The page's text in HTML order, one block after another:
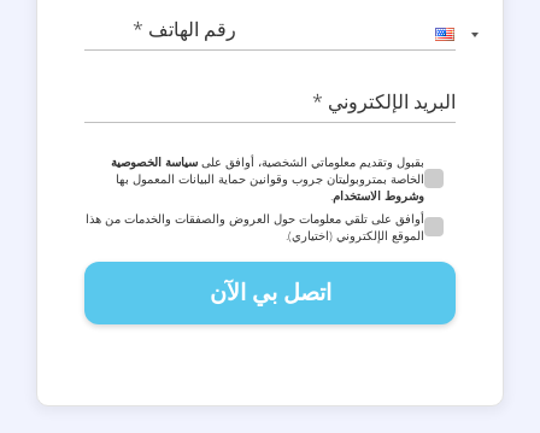
رقم الهاتف *
البريد الإلكتروني *
بقبول وتقديم معلوماتي الشخصية، أوافق على سياسة الخصوصية
الخاصة بمتروبوليتان جروب وقوانين حماية البيانات المعمول بها
وشروط الاستخدام
أوافق على تلقي معلومات حول العروض والصفقات والخدمات من هذا
الموقع الإلكتروني (اختياري).
اتصل بي الآن